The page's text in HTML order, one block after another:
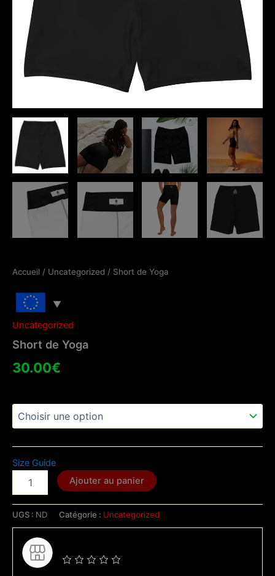
Accueil / Uncategorized / Short de Yoga
Uncategorized
Short de Yoga
30.00€
Size Guide
de
Ajouter au panier
UGS : ND Catégorie : Uncategorized